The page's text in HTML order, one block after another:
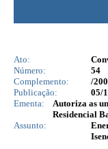
Ato:
Número:
54
Complemento:
/
Publicação:
05/
Ementa:
Autoriza as
Residencial
Assunto: